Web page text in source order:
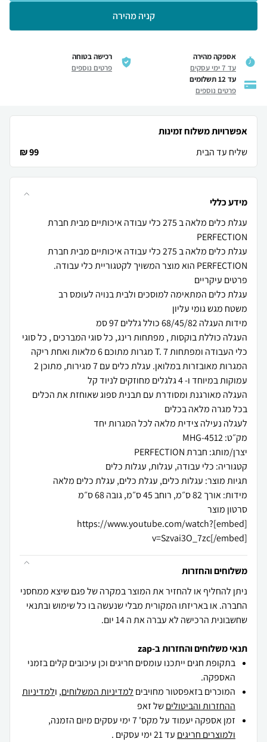
קניה מהירה
אספקה מהירה
עד 7 ימי עסקים
רכישה בטוחה
פרטים נוספים
עד 12 תשלומים
פרטים נוספים
אפשרויות משלוח זמינות
שליח עד הבית
99 ₪
מידע כללי
עגלת כלים מלאה ב 275 כלי עבודה איכותיים מבית חברת
עגלת כלים מלאה ב 275 כלי עבודה איכותיים מבית חברת
העגלה כוללת בוקסות , מפתחות רינג, כל סוגי המברכים , כל סוגי
המגרות מאובזרות במלואן. עגלת כלים עם 7 מגירות, מתוכן 2
העגלה מאורגנת ומסודרת עם תבנית ספוג שאוחזת את הכלים
[embed]https://www.youtube.com/watch?
v=Szvai3O_7zc[/embed]
משלוחים והחזרות
ניתן להחליף או להחזיר את המוצר במקרה של פגם שיצא ממחסני
החברה. או באריזתו המקורית מבלי שנעשה בו כל שימוש ובתנאי
שחשבונית הרכישה לא עברה את ה 14 יום.
תנאי משלוחים והחזרות ב-zap
בתקופת חגים ייתכנו עומסים חריגים וכן עיכובים קלים בזמני
האספקה.
המוכרים בזאפסטור מחויבים למדיניות המשלוחים, ולמדיניות
ההחזרות והביטוליםשל זאפ
זמן אספקה יעמוד על מקס' 7 ימי עסקים מיום הזמנה,
ולמוצרים חריגים עד 21 ימי עסקים .